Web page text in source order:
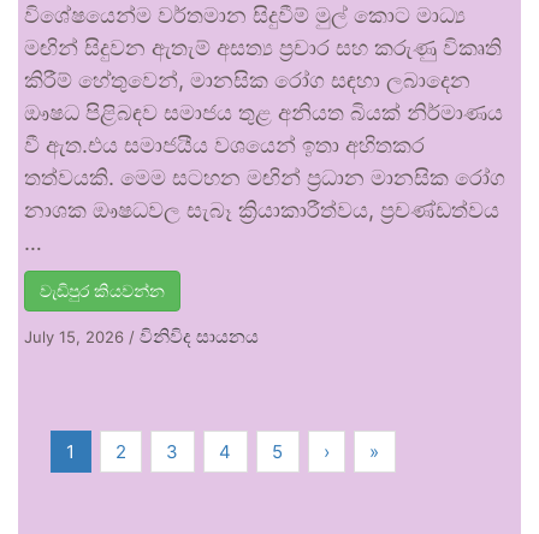
විශේෂයෙන්ම වර්තමාන සිදුවීම් මුල් කොට මාධ්‍ය
මඟින් සිදුවන ඇතැම් අසත්‍ය ප්‍රචාර සහ කරුණු විකෘති
කිරීම් හේතුවෙන්, මානසික රෝග සඳහා ලබාදෙන
ඖෂධ පිළිබඳව සමාජය තුළ අනියත බියක් නිර්මාණය
වී ඇත.එය සමාජයීය වශයෙන් ඉතා අහිතකර
තත්වයකි. මෙම සටහන මඟින් ප්‍රධාන මානසික රෝග
නාශක ඖෂධවල සැබෑ ක්‍රියාකාරීත්වය, ප්‍රචණ්ඩත්වය
…
වැඩිපුර කියවන්න
July 15, 2026 / විනිවිද සායනය
1 2 3 4 5 › »